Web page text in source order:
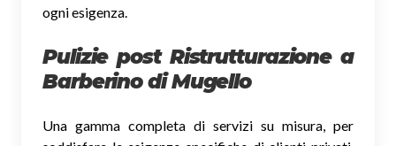
ogni esigenza.
Pulizie post Ristrutturazione a
Barberino di Mugello
Una gamma completa di servizi su misura, per